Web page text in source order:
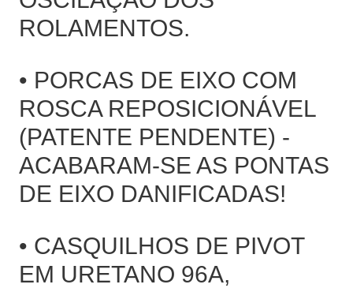
ROLAMENTOS.
• PORCAS DE EIXO COM
ROSCA REPOSICIONÁVEL
(PATENTE PENDENTE) -
ACABARAM-SE AS PONTAS
DE EIXO DANIFICADAS!
• CASQUILHOS DE PIVOT
EM URETANO 96A,